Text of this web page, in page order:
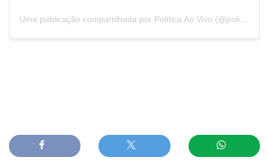
Uma publicação compartilhada por Política Ao Vivo (@politicaaovivo)